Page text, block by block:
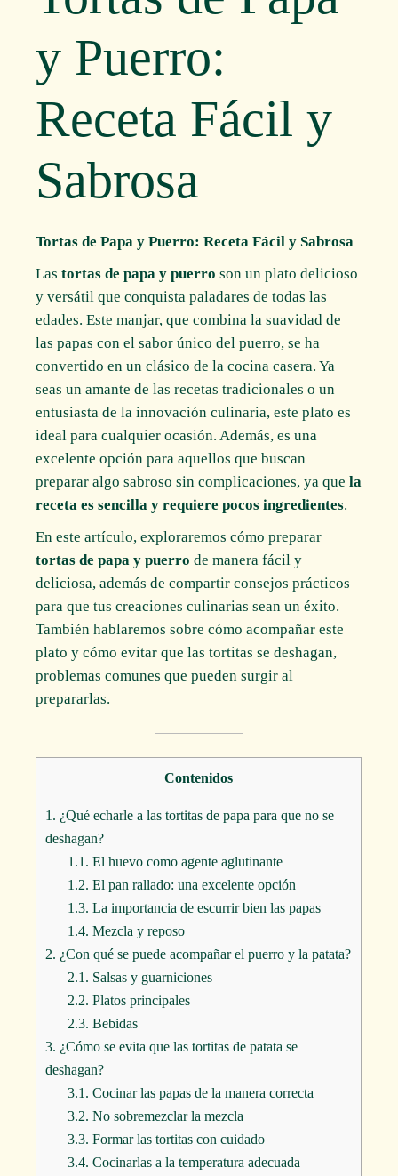
y Puerro:
Receta Fácil y
Sabrosa
Tortas de Papa y Puerro: Receta Fácil y Sabrosa
Lastortas de papa y puerro son un plato delicioso
y versátil que conquista paladares de todas las
edades. Este manjar, que combina la suavidad de
las papas con el sabor único del puerro, se ha
convertido en un clásico de la cocina casera. Ya
seas un amante de las recetas tradicionales o un
entusiasta de la innovación culinaria, este plato es
ideal para cualquier ocasión. Además, es una
excelente opción para aquellos que buscan
preparar algo sabroso sin complicaciones, ya quela
receta es sencilla y requiere pocos ingredientes.
En este artículo, exploraremos cómo preparar
tortas de papa y puerro de manera fácil y
deliciosa, además de compartir consejos prácticos
para que tus creaciones culinarias sean un éxito.
También hablaremos sobre cómo acompañar este
plato y cómo evitar que las tortitas se deshagan,
problemas comunes que pueden surgir al
prepararlas.
Contenidos
1. ¿Qué echarle a las tortitas de papa para que no se
deshagan?
1.1. El huevo como agente aglutinante
1.2. El pan rallado: una excelente opción
1.3. La importancia de escurrir bien las papas
1.4. Mezcla y reposo
2. ¿Con qué se puede acompañar el puerro y la patata?
2.1. Salsas y guarniciones
2.2. Platos principales
2.3. Bebidas
3. ¿Cómo se evita que las tortitas de patata se
deshagan?
3.1. Cocinar las papas de la manera correcta
3.2. No sobremezclar la mezcla
3.3. Formar las tortitas con cuidado
3.4. Cocinarlas a la temperatura adecuada